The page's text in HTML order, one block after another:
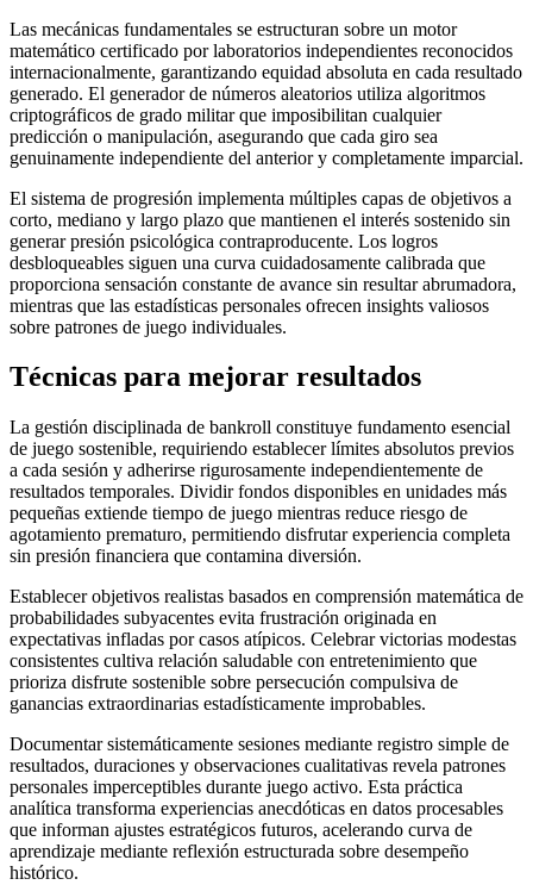
Las mecánicas fundamentales se estructuran sobre un motor
matemático certificado por laboratorios independientes reconocidos
internacionalmente, garantizando equidad absoluta en cada resultado
generado. El generador de números aleatorios utiliza algoritmos
criptográficos de grado militar que imposibilitan cualquier
predicción o manipulación, asegurando que cada giro sea
genuinamente independiente del anterior y completamente imparcial.
El sistema de progresión implementa múltiples capas de objetivos a
corto, mediano y largo plazo que mantienen el interés sostenido sin
generar presión psicológica contraproducente. Los logros
desbloqueables siguen una curva cuidadosamente calibrada que
proporciona sensación constante de avance sin resultar abrumadora,
mientras que las estadísticas personales ofrecen insights valiosos
sobre patrones de juego individuales.
Técnicas para mejorar resultados
La gestión disciplinada de bankroll constituye fundamento esencial
de juego sostenible, requiriendo establecer límites absolutos previos
a cada sesión y adherirse rigurosamente independientemente de
resultados temporales. Dividir fondos disponibles en unidades más
pequeñas extiende tiempo de juego mientras reduce riesgo de
agotamiento prematuro, permitiendo disfrutar experiencia completa
sin presión financiera que contamina diversión.
Establecer objetivos realistas basados en comprensión matemática de
probabilidades subyacentes evita frustración originada en
expectativas infladas por casos atípicos. Celebrar victorias modestas
consistentes cultiva relación saludable con entretenimiento que
prioriza disfrute sostenible sobre persecución compulsiva de
ganancias extraordinarias estadísticamente improbables.
Documentar sistemáticamente sesiones mediante registro simple de
resultados, duraciones y observaciones cualitativas revela patrones
personales imperceptibles durante juego activo. Esta práctica
analítica transforma experiencias anecdóticas en datos procesables
que informan ajustes estratégicos futuros, acelerando curva de
aprendizaje mediante reflexión estructurada sobre desempeño
histórico.